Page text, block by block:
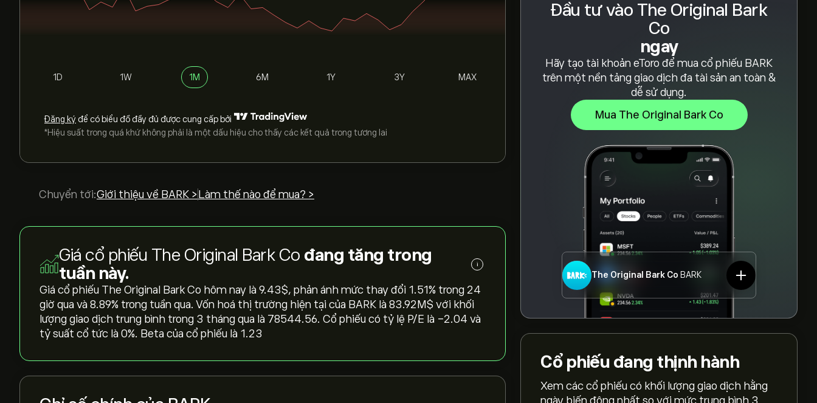
Đầu tư vào The Original Bark
Co
ngay
Hãy tạo tài khoản eToro để mua cổ phiếu BARK
trên một nền tảng giao dịch đa tài sản an toàn &
dễ sử dụng.
Mua The Original Bark Co
The Original Bark Co BARK
Cổ phiếu đang thịnh hành
Xem các cổ phiếu có khối lượng giao dịch hằng
ngày biến động nhất so với mức trung bình 3
1D 1W 1M 6M 1Y 3Y MAX
Đăng ký để có biểu đồ đầy đủ được cung cấp bởi
*Hiệu suất trong quá khứ không phải là một dấu hiệu cho thấy các kết quả trong tương lai
Chuyển tới:Giới thiệu về BARK > Làm thế nào để mua? >
Giá cổ phiếu The Original Bark Co đang tăng trong
tuần này.
i
Giá cổ phiếu The Original Bark Co hôm nay là 9.43‎$‎, phản ánh mức thay đổi ‎1.51‎% trong 24
giờ qua và ‎8.89‎% trong tuần qua. Vốn hoá thị trường hiện tại của BARK là 83.92M‎$‎ với khối
lượng giao dịch trung bình trong 3 tháng qua là 78544.56. Cổ phiếu có tỷ lệ P/E là -2.04 và
tỷ suất cổ tức là 0%. Beta của cổ phiếu là 1.23